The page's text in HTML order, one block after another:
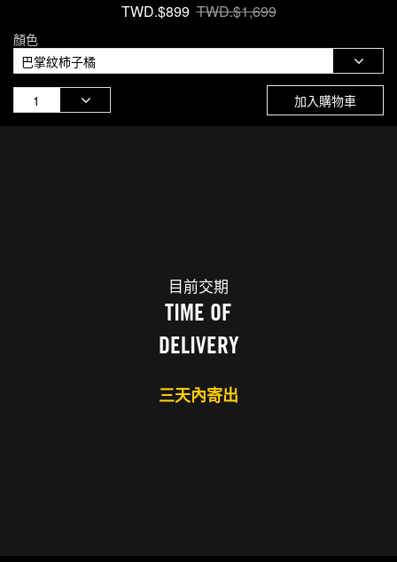
TWD.$899TWD.$1,699
顏色
加入購物車
目前交期
TIME OF
DELIVERY
三天內寄出